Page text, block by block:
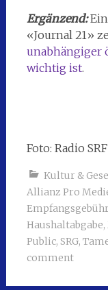
Ergänzend:Ein
«Journal 21»
unabhängiger
wichtig ist.
Foto: Radio SRF
Kultur &
Allianz Pro
Haushaltabgabe,
Public, SRG,
comment